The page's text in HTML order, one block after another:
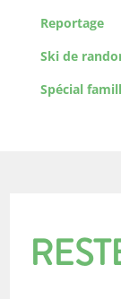
Reportage
Ski de
Spécial